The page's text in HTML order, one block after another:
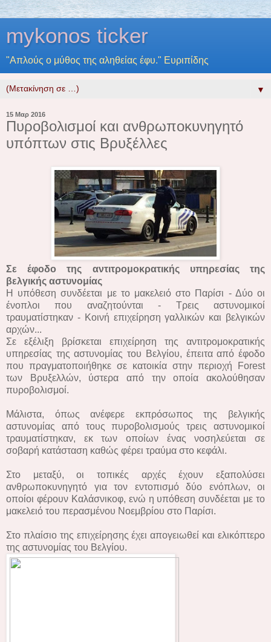
mykonos ticker
"Απλούς ο μύθος της αληθείας έφυ." Ευριπίδης
▼
15 Μαρ 2016
Πυροβολισμοί και ανθρωποκυνηγητό
υπόπτων στις Βρυξέλλες
Σε έφοδο της αντιτρομοκρατικής υπηρεσίας της
βελγικής αστυνομίας
H υπόθεση συνδέεται με το μακελειό στο Παρίσι - Δύο οι
ένοπλοι που αναζητούνται - Τρεις αστυνομικοί
τραυματίστηκαν - Κοινή επιχείρηση γαλλικών και βελγικών
αρχών...
Σε εξέλιξη βρίσκεται επιχείρηση της αντιτρομοκρατικής
υπηρεσίας της αστυνομίας του Βελγίου, έπειτα από έφοδο
που πραγματοποιήθηκε σε κατοικία στην περιοχή Forest
των Βρυξελλών, ύστερα από την οποία ακολούθησαν
πυροβολισμοί.
Μάλιστα, όπως ανέφερε εκπρόσωπος της βελγικής
αστυνομίας από τους πυροβολισμούς τρεις αστυνομικοί
τραυματίστηκαν, εκ των οποίων ένας νοσηλεύεται σε
σοβαρή κατάσταση καθώς φέρει τραύμα στο κεφάλι.
Στο μεταξύ, οι τοπικές αρχές έχουν εξαπολύσει
ανθρωποκυνηγητό για τον εντοπισμό δύο ενόπλων, οι
οποίοι φέρουν Καλάσνικοφ, ενώ η υπόθεση συνδέεται με το
μακελειό του περασμένου Νοεμβρίου στο Παρίσι.
Στο πλαίσιο της επιχείρησης έχει απογειωθεί και ελικόπτερο
της αστυνομίας του Βελγίου.